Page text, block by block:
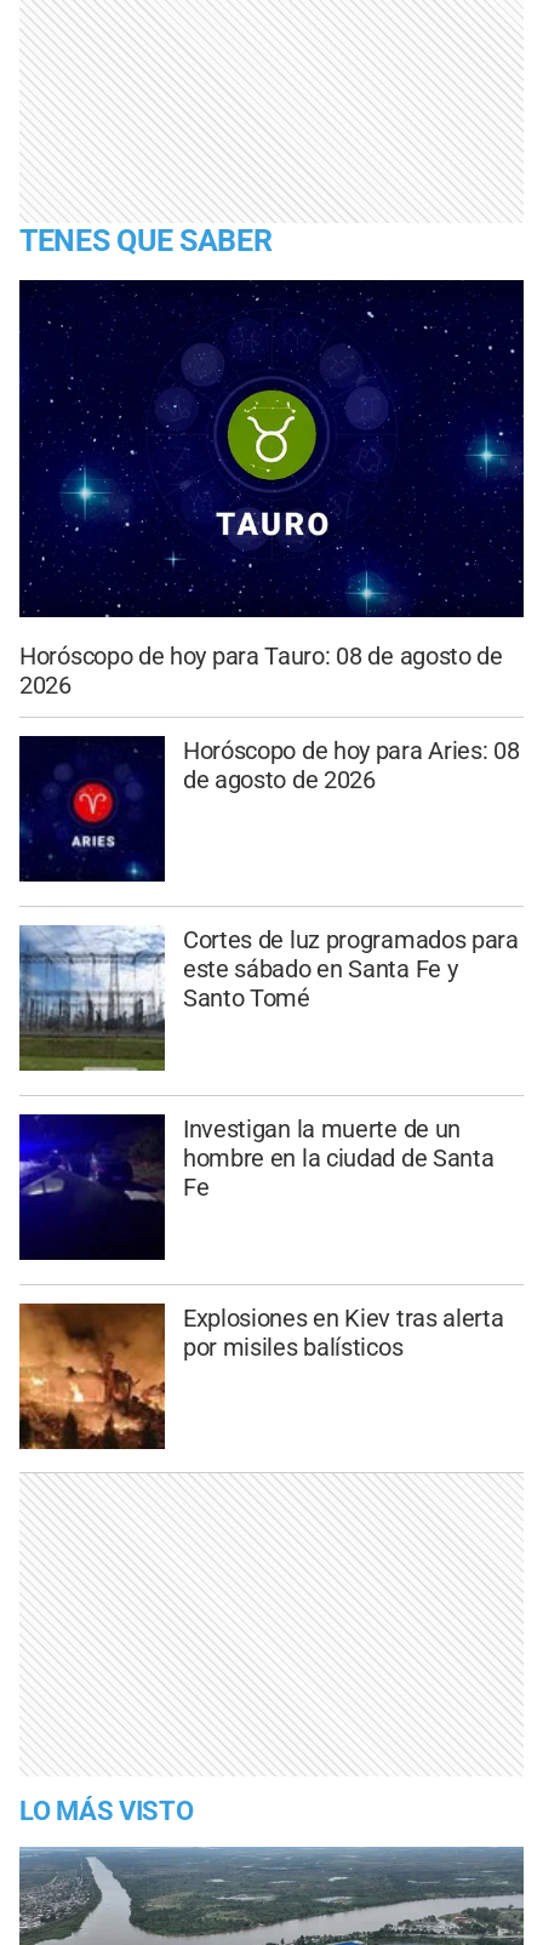
TENES QUE SABER
Horóscopo de hoy para Tauro: 08 de agosto de
2026
Horóscopo de hoy para Aries: 08
de agosto de 2026
Cortes de luz programados para
este sábado en Santa Fe y
Santo Tomé
Investigan la muerte de un
hombre en la ciudad de Santa
Fe
Explosiones en Kiev tras alerta
por misiles balísticos
LO MÁS VISTO